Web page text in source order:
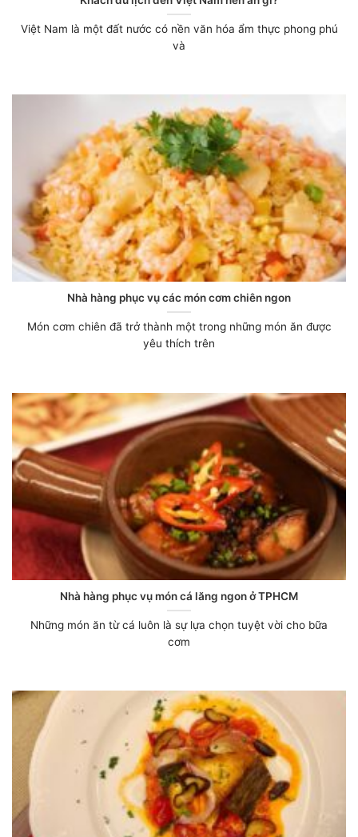
Việt Nam là một đất nước có nền văn hóa ẩm thực phong phú
và
Nhà hàng phục vụ các món cơm chiên ngon
Món cơm chiên đã trở thành một trong những món ăn được
yêu thích trên
Nhà hàng phục vụ món cá lăng ngon ở TPHCM
Những món ăn từ cá luôn là sự lựa chọn tuyệt vời cho bữa
cơm